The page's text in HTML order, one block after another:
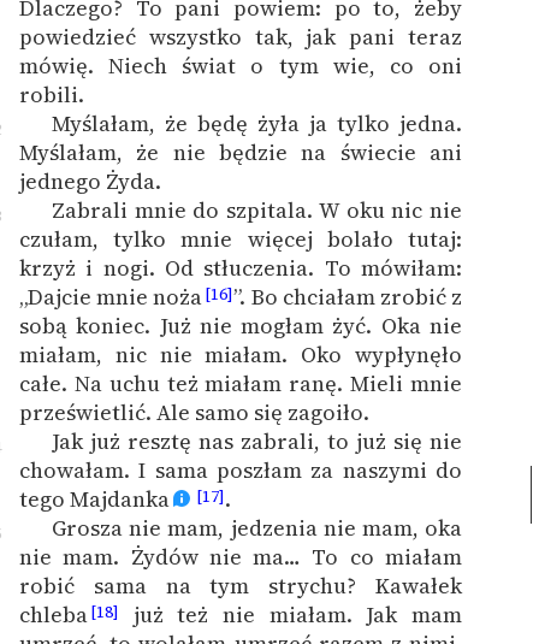
Dlaczego? To pani powiem: po to, żeby
powiedzieć wszystko tak, jak pani teraz
mówię. Niech świat o tym wie, co oni
robili.
Myślałam, że będę żyła ja tylko jedna.
Myślałam, że nie będzie na świecie ani
jednego Żyda.
Zabrali mnie do szpitala. W oku nic nie
czułam, tylko mnie więcej bolało tutaj:
krzyż i nogi. Od stłuczenia. To mówiłam:
„Dajcie mnie noża[16]”. Bo chciałam zrobić z
sobą koniec. Już nie mogłam żyć. Oka nie
miałam, nic nie miałam. Oko wypłynęło
całe. Na uchu też miałam ranę. Mieli mnie
prześwietlić. Ale samo się zagoiło.
Jak już resztę nas zabrali, to już się nie
chowałam. I sama poszłam za naszymi do
tego Majdanka
[17].
Grosza nie mam, jedzenia nie mam, oka
nie mam. Żydów nie ma… To co miałam
robić sama na tym strychu? Kawałek
chleba[18]
już też nie miałam. Jak mam